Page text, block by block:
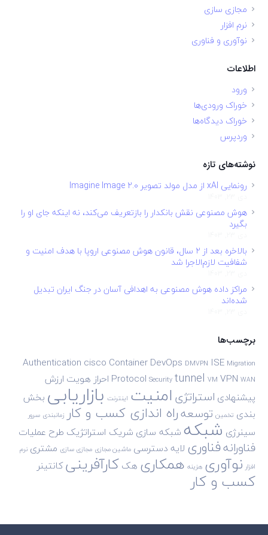
مجازی سازی
نرم افزار
نوآوری و فناوری
اطلاعات
ورود
خوراک ورودی‌ها
خوراک دیدگاه‌ها
وردپرس
نوشته‌های تازه
رونمایی xAI از مدل مولد تصویر Imagine Image 2.0
هوش مصنوعی نقش بانکدار را بازتعریف می‌کند، نه اینکه جای او را
بگیرد
بالاخره بعد از ۲ سال، قانون هوش مصنوعی اروپا با هدف امنیت و
شفافیت لازم‌الاجرا شد
مراکز داده هوش مصنوعی به اهدافی آسان در جنگ ایران تبدیل
شده‌اند
برچسب‌ها
Authentication cisco ContainerDevOps DMVPN ISE Migration
Protocol Security tunnel VM VPN WAN احراز هویت ارزش
پیشنهادی استراتژی امنیت اینترنت بازاریابیبخش
بندی تخمین توسعهراه اندازی کسب و کار زمانبندی سرور
سینرژی شبکه شبکه سازی شریک استراتژیک طرح عملیات
فناورانهفناوری لایه دسترسی ماشین مجازی مجازی سازی مشتری نرم
افزار نوآوری هزینه همکاری هککارآفرینیکانتینر
کسب و کار